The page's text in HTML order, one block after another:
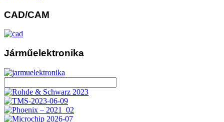
CAD/CAM
Járműelektronika